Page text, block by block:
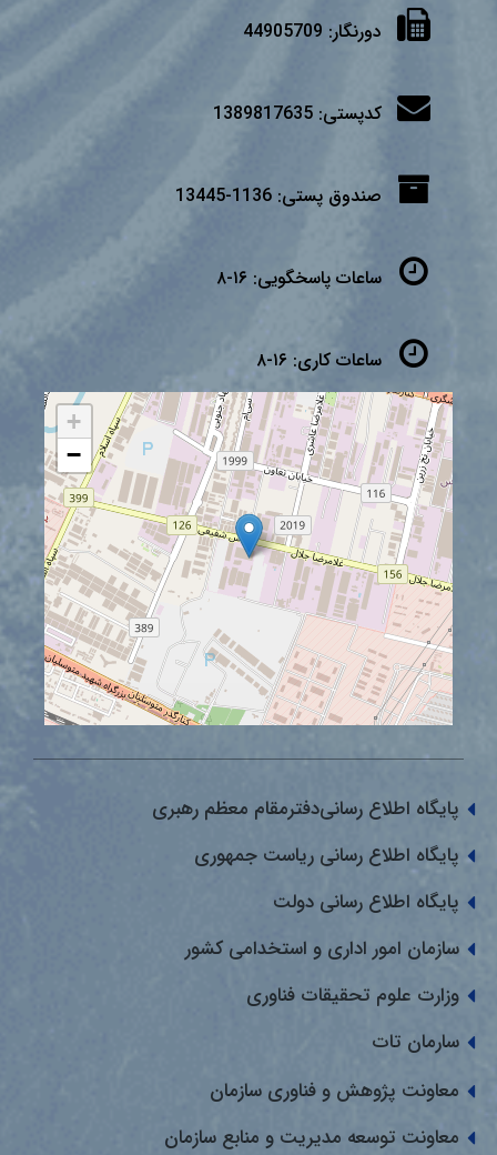
دورنگار: 44905709
کدپستی: 1389817635
صندوق پستی: 1136-13445
ساعات پاسخگویی: ۱۶-۸
ساعات کاری: ۱۶-۸
+
−
پایگاه اطلاع رسانی‌دفترمقام معظم رهبری
پایگاه اطلاع رسانی ریاست جمهوری
پایگاه اطلاع رسانی دولت
سازمان امور اداری و استخدامی کشور
وزارت علوم تحقیقات فناوری
سارمان تات
معاونت پژوهش و فناوری سازمان
معاونت توسعه مدیریت و منابع سازمان